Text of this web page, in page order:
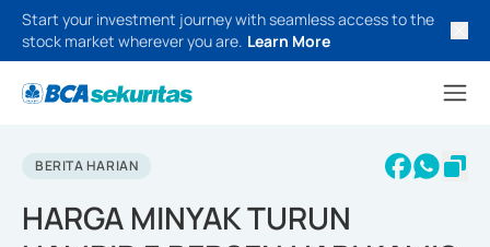
Start your investment journey with seamless access to the
stock market wherever you are. Learn More
BERITA HARIAN
HARGA MINYAK TURUN